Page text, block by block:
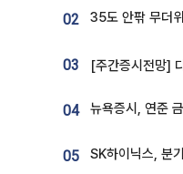
02
03
04
05